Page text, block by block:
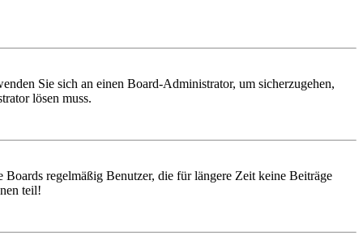
Sie sich an einen Board-Administrator, um sicherzugehen,
lösen muss.
regelmäßig Benutzer, die für längere Zeit keine Beiträge
teil!